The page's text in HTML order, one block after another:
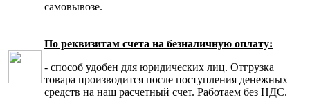
самовывозе.
По реквизитам счета на безналичную оплату:
- способ удобен для юридических лиц. Отгрузка
товара производится после поступления денежных
средств на наш расчетный счет. Работаем без НДС.